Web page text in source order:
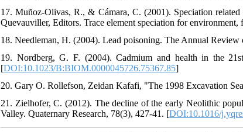
17. Muñoz-Olivas, R., & Cámara, C. (2001). Speciation
Quevauviller, Editors. Trace element speciation for
18. Needleman, H. (2004). Lead poisoning. The Annual
19. Nordberg, G. F. (2004). Cadmium and health in the
[DOI:10.1023/B:BIOM.0000045726.75367.85]
20. Gary O. Rollefson, Zeidan Kafafi, "The 1998 Excavation
21. Zielhofer, C. (2012). The decline of the early Neolithic
Valley. Quaternary Research, 78(3), 427-41. [DOI:10.1016/